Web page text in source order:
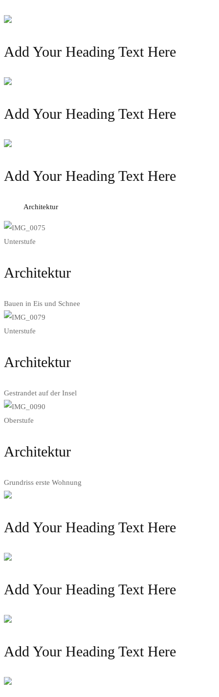
Add Your Heading Text Here
Add Your Heading Text Here
Add Your Heading Text Here
Architektur
Unterstufe
Architektur
Bauen in Eis und Schnee
Unterstufe
Architektur
Gestrandet auf der Insel
Oberstufe
Architektur
Grundriss erste Wohnung
Add Your Heading Text Here
Add Your Heading Text Here
Add Your Heading Text Here